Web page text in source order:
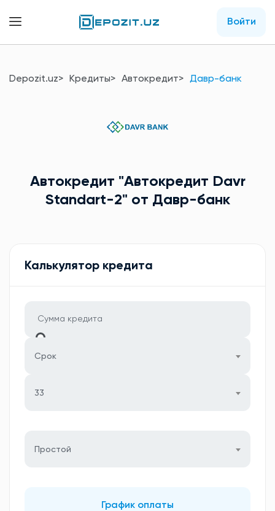
Войти
Depozit.uz Кредиты Автокредит Давр-банк
Автокредит "Автокредит Davr
Standart-2" от Давр-банк
Калькулятор кредита
Срок
33
Простой
График оплаты